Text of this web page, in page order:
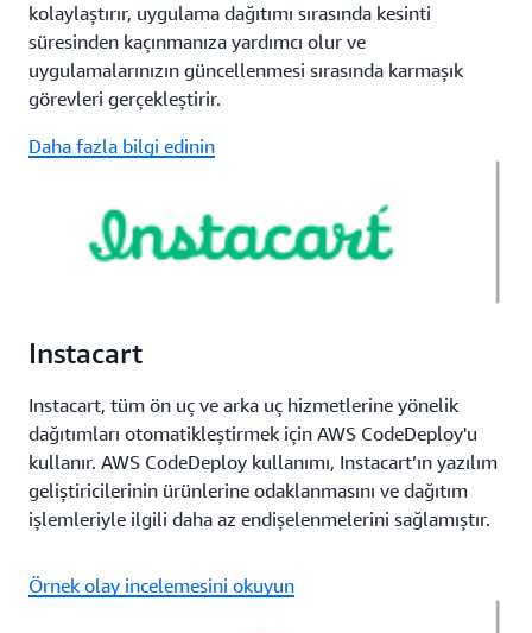
kolaylaştırır, uygulama dağıtımı sırasında kesinti
süresinden kaçınmanıza yardımcı olur ve
uygulamalarınızın güncellenmesi sırasında karmaşık
görevleri gerçekleştirir.
Daha fazla bilgi edinin
Instacart
Instacart, tüm ön uç ve arka uç hizmetlerine yönelik
dağıtımları otomatikleştirmek için AWS CodeDeploy'u
kullanır. AWS CodeDeploy kullanımı, Instacart’ın yazılım
geliştiricilerinin ürünlerine odaklanmasını ve dağıtım
işlemleriyle ilgili daha az endişelenmelerini sağlamıştır.
Örnek olay incelemesini okuyun